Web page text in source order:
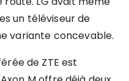
un téléviseur de
variante concevable.
de ZTE est